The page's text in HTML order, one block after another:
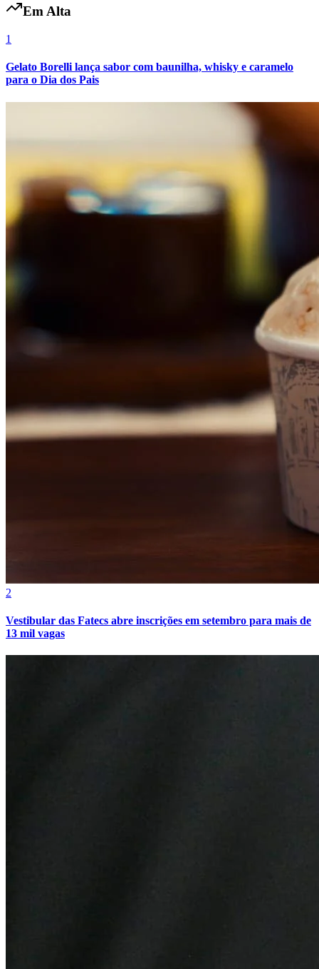
Em Alta
1
Gelato Borelli lança sabor com baunilha, whisky e caramelo
para o Dia dos Pais
2
Vestibular das Fatecs abre inscrições em setembro para mais de
13 mil vagas